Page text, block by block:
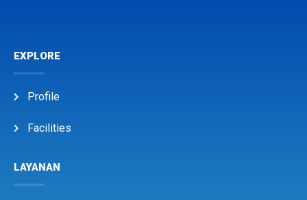
EXPLORE
Profile
Facilities
LAYANAN